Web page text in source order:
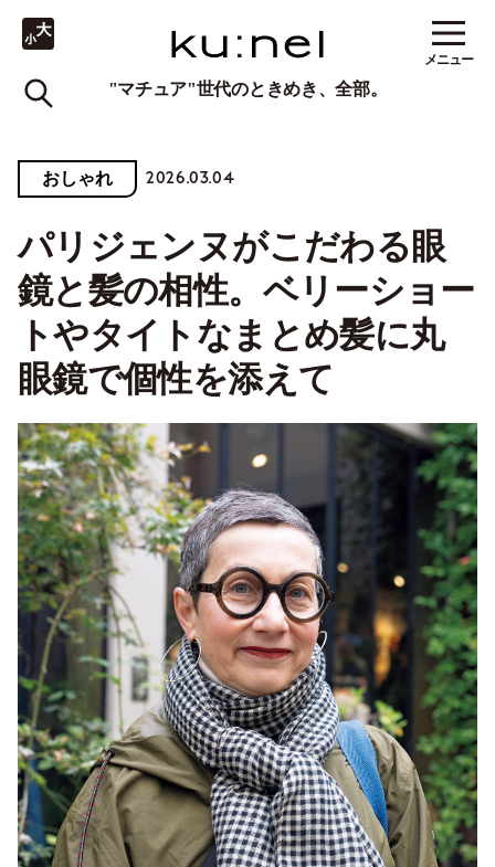
"マチュア"世代のときめき、全部。
メニュー
おしゃれ 2026.03.04
パリジェンヌがこだわる眼
鏡と髪の相性。ベリーショー
トやタイトなまとめ髪に丸
眼鏡で個性を添えて